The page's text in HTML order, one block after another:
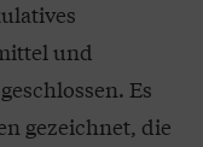
und
Es
gezeichnet, die